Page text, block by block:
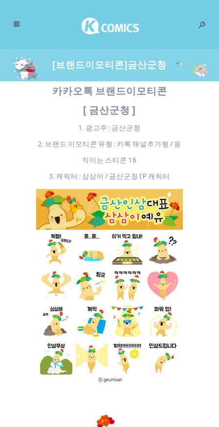
[브랜드이모티콘]금산군청
카카오톡 브랜드이모티콘
[ 금산군청 ]
1. 광고주 : 금산군청
2. 브랜드 이모티콘 유형 : 카톡 채널추가형 / 움
직이는 스티콘 16
3. 캐릭터 : 삼삼이 / 금산군청 IP 캐릭터